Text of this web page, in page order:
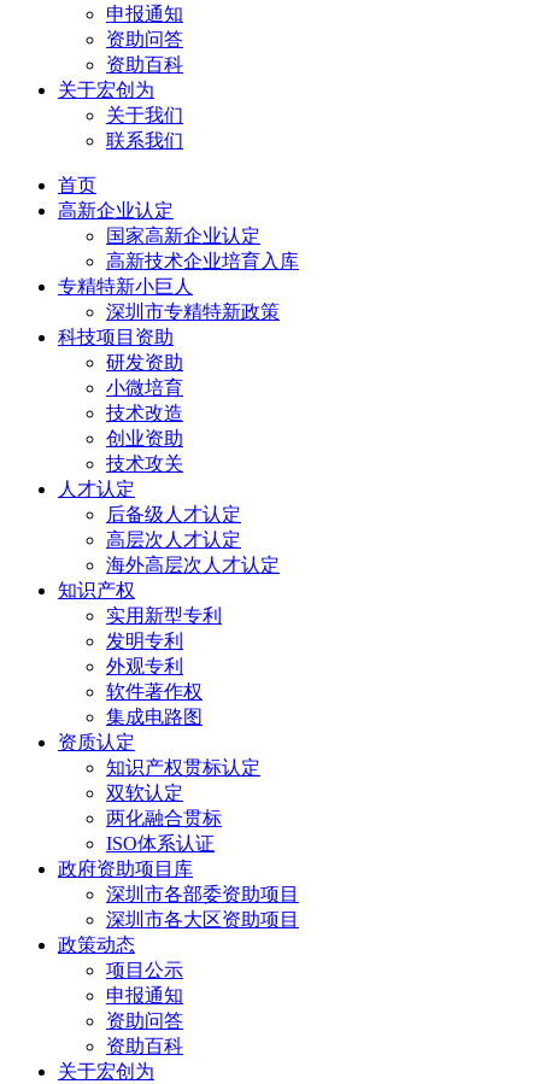
申报通知
资助问答
资助百科
关于宏创为
关于我们
联系我们
首页
高新企业认定
国家高新企业认定
高新技术企业培育入库
专精特新小巨人
深圳市专精特新政策
科技项目资助
研发资助
小微培育
技术改造
创业资助
技术攻关
人才认定
后备级人才认定
高层次人才认定
海外高层次人才认定
知识产权
实用新型专利
发明专利
外观专利
软件著作权
集成电路图
资质认定
知识产权贯标认定
双软认定
两化融合贯标
ISO体系认证
政府资助项目库
深圳市各部委资助项目
深圳市各大区资助项目
政策动态
项目公示
申报通知
资助问答
资助百科
关于宏创为